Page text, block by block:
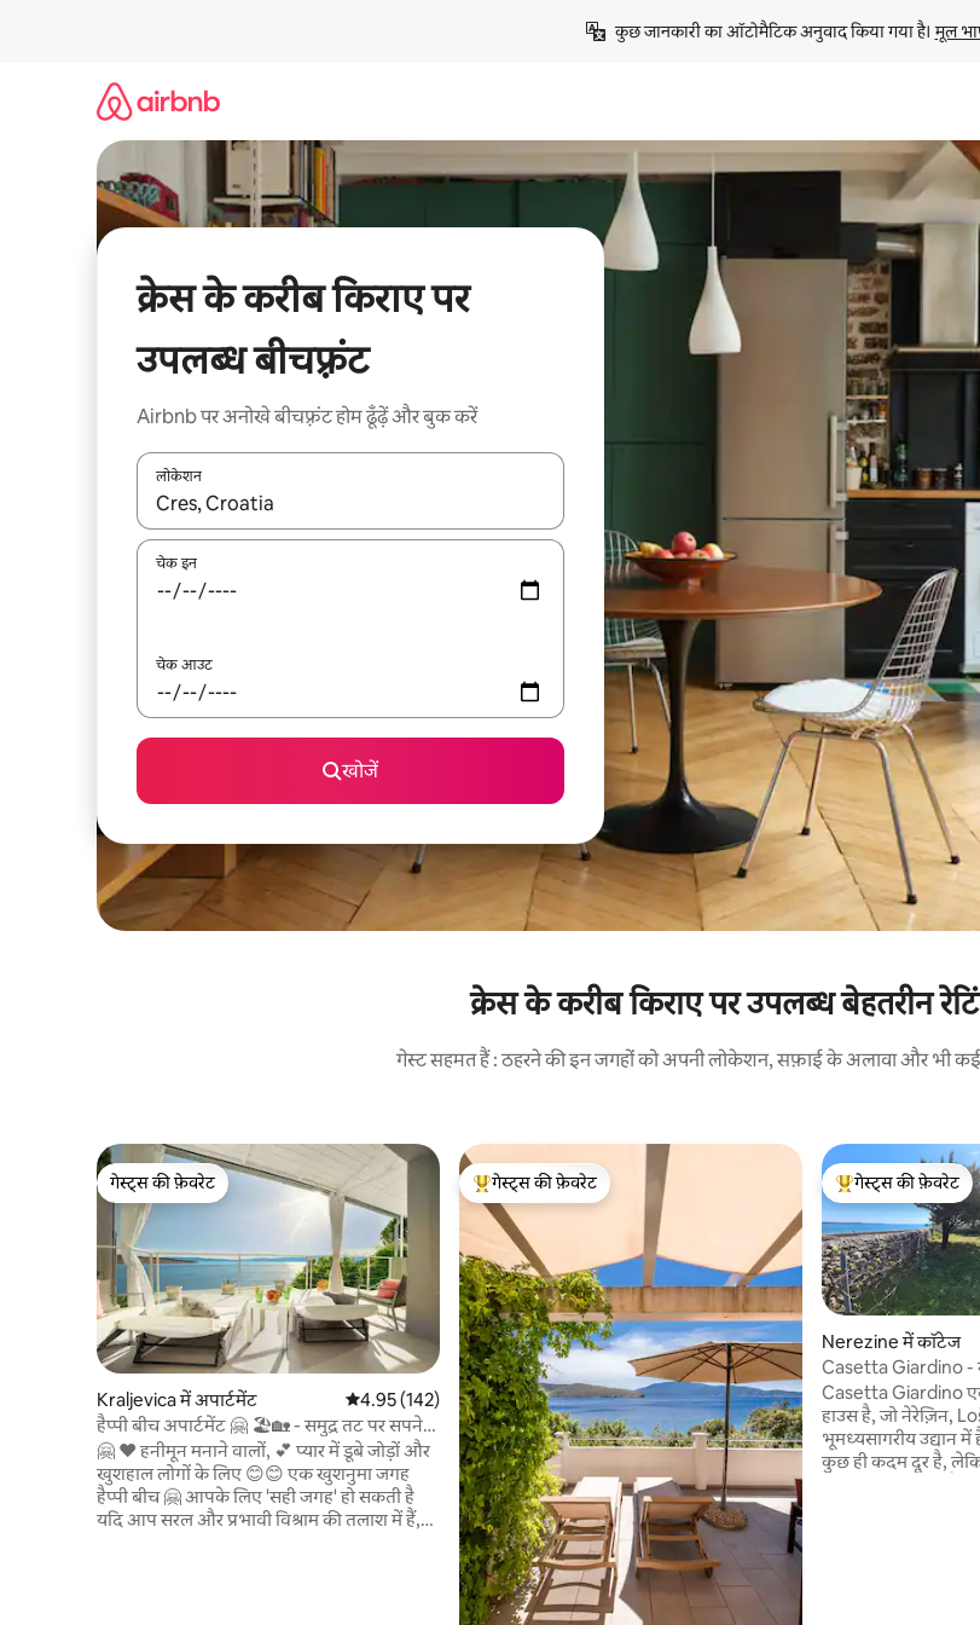
कुछ जानकारी का ऑटोमैटिक अनुवाद किया गया है। मूल
क्रेस के करीब किराए पर
उपलब्ध बीचफ़्रंट
Airbnb पर अनोखे बीचफ़्रंट होम ढूँढ़ें और बुक करें
लोकेशन
नतीजों के उपलब्ध होने पर, अप और डाउन 'ऐरो की' का इस्तेमाल करके नेविगेट करें या टच या फिर स्वाइप जेस्चर का इस्तेमाल करके
चेक इन
चेक आउट
खोजें
क्रेस के करीब किराए पर उपलब्ध बेहतरीन
गेस्ट सहमत हैं : ठहरने की इन जगहों को अपनी लोकेशन, सफ़ाई के अलावा और भी कई
गेस्ट्स की फ़ेवरेट
गेस्ट्स की फ़ेवरेट
Kraljevica में अपार्टमेंट औसत रेटिंग 5 में से 4.95, 142 समीक्षाएँ
4.95 (142)
हैप्पी बीच अपार्टमेंट 🤗 🏖🏡 - समुद्र तट पर सपने
देखें 💝
🤗 ♥️ हनीमून मनाने वालों, 💕 प्यार में डूबे जोड़ों और
खुशहाल लोगों के लिए 😊😊 एक खुशनुमा जगह
हैप्पी बीच 🤗 आपके लिए 'सही जगह' हो सकती है
यदि आप सरल और प्रभावी विश्राम की तलाश में हैं,
गेस्ट्स का टॉप फ़ेवरेट
गेस्ट्स की फ़ेवरेट
गेस्ट्स का टॉप फ़ेवरेट
गेस्ट्स की फ़ेवरेट
Nerezine में कॉटेज
Casetta Giardino -
ओएसिस
Casetta Giardino
हाउस है, जो नेरेज़िन,
भूमध्यसागरीय उद्यान
कुछ ही कदम दूर है,